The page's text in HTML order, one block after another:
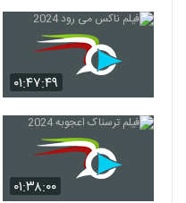
۰۱:۴۷:۴۹
۰۱:۳۸:۰۰